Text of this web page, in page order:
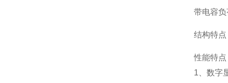
带电容负
结构特点
性能特点
1、数字